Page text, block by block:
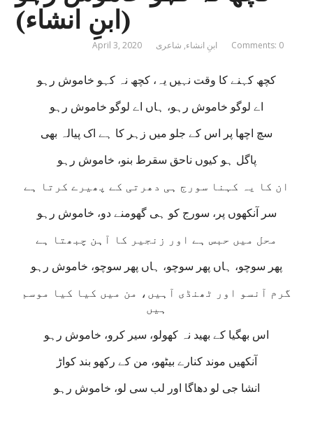
(ابنِ انشاء)
April 3, 2020 ابنِ انشاء, شاعری Comments: 0
کچھ کہنے کا وقت نہیں یہ، کچھ نہ کہو خاموش رہو
اے لوگو خاموش رہو، ہاں اے لوگو خاموش رہو
سچ اچھا پر اس کے جلو میں زہر کا ہے اک پیالہ بھی
پاگل ہو کیوں ناحق سقرط بنو، خاموش رہو
ان کا یہ کہنا سورج ہی دھرتی کے پھیرے کرتا ہے
سر آنکھوں پر، سورج کو ہی گھومنے دو، خاموش رہو
محل میں حبس ہے اور زنجیر کا آہن چبھتا ہے
پھر سوچو، ہاں پھر سوچو، ہاں پھر سوچو، خاموش رہو
گرم آنسو اور ٹھنڈی آہیں، من میں کیا کیا موسم
ہیں
اس بھگیا کے بھید نہ کھولو، سیر کرو، خاموش رہو
آنکھیں موند کنارے بیٹھو، من کے رکھو بند کواڑ
انشا جی لو دھاگا اور لب سی لو، خاموش رہو